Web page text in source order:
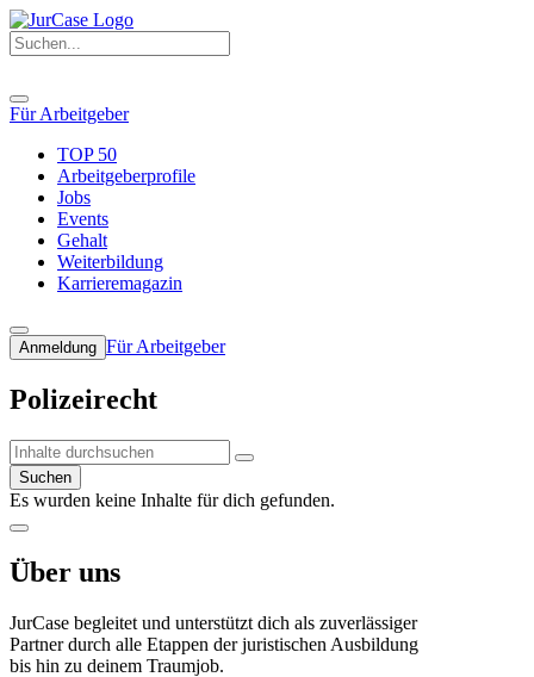
Für Arbeitgeber
TOP 50
Arbeitgeberprofile
Jobs
Events
Gehalt
Weiterbildung
Karrieremagazin
Anmeldung Für Arbeitgeber
Polizeirecht
Suchen
Es wurden keine Inhalte für dich gefunden.
Über uns
JurCase begleitet und unterstützt dich als zuverlässiger
Partner durch alle Etappen der juristischen Ausbildung
bis hin zu deinem Traumjob.